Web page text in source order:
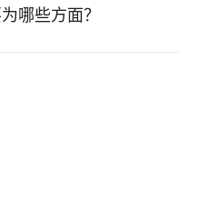
哪些方面？